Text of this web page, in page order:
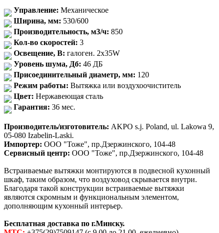
Управление: Механическое
Ширина, мм: 530/600
Производительность, м3/ч: 850
Кол-во скоростей: 3
Освещение, В: галоген. 2x35W
Уровень шума, Дб: 46 ДБ
Присоединительный диаметр, мм: 120
Режим работы: Вытяжка или воздухоочиститель
Цвет: Нержавеющая сталь
Гарантия: 36 мес.
Производитель/изготовитель: AKPO s.j. Poland, ul. Lakowa 9,
05-080 Izabelin-Laski.
Импортер: ООО "Тоже", пр.Дзержинского, 104-48
Сервисный центр: ООО "Тоже", пр.Дзержинского, 104-48
Встраиваемые вытяжки монтируются в подвесной кухонный
шкаф, таким образом, что воздуховод скрывается внутри.
Благодаря такой конструкции встраиваемые вытяжки
являются скромным и функциональным элементом,
дополняющим кухонный интерьер.
Бесплатная доставка по г.Минску.